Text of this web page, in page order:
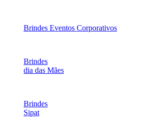
Brindes Eventos Corporativos
Brindes
dia das Mães
Brindes
Sipat